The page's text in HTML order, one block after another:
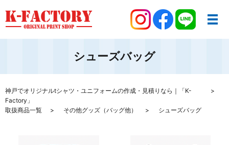
シューズバッグ
神戸でオリジナルtシャツ・ユニフォームの作成・見積りなら｜「K-
Factory」
取扱商品一覧
その他グッズ（バッグ他） シューズバッグ